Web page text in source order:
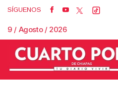
SÍGUENOS
9 / Agosto / 2026